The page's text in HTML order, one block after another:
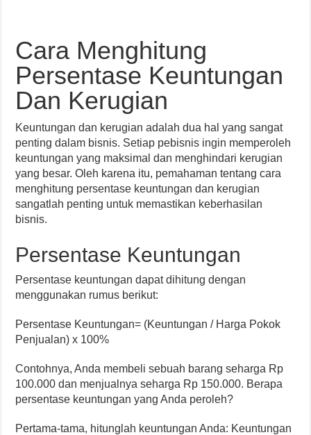
Cara Menghitung
Persentase Keuntungan
Dan Kerugian
Keuntungan dan kerugian adalah dua hal yang sangat
penting dalam bisnis. Setiap pebisnis ingin memperoleh
keuntungan yang maksimal dan menghindari kerugian
yang besar. Oleh karena itu, pemahaman tentang cara
menghitung persentase keuntungan dan kerugian
sangatlah penting untuk memastikan keberhasilan
bisnis.
Persentase Keuntungan
Persentase keuntungan dapat dihitung dengan
menggunakan rumus berikut:
Persentase Keuntungan= (Keuntungan / Harga Pokok
Penjualan) x 100%
Contohnya, Anda membeli sebuah barang seharga Rp
100.000 dan menjualnya seharga Rp 150.000. Berapa
persentase keuntungan yang Anda peroleh?
Pertama-tama, hitunglah keuntungan Anda: Keuntungan